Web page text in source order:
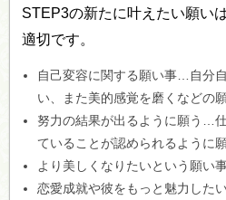
STEP3の新たに叶えたい願い
適切です。
自己変容に関する願い事…自分
い、また美的感覚を磨くなどの
努力の結果が出るように願う…
ていることが認められるように
より美しくなりたいという願い
恋愛成就や彼をもっと魅力した